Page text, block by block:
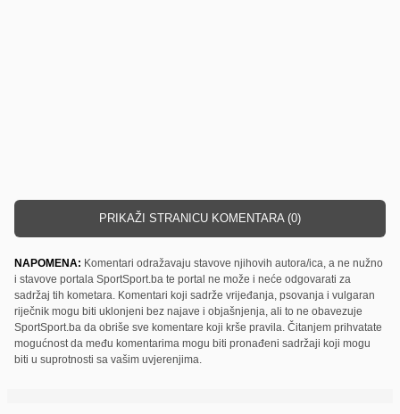
PRIKAŽI STRANICU KOMENTARA (0)
NAPOMENA: Komentari odražavaju stavove njihovih autora/ica, a ne nužno
i stavove portala SportSport.ba te portal ne može i neće odgovarati za
sadržaj tih kometara. Komentari koji sadrže vrijeđanja, psovanja i vulgaran
riječnik mogu biti uklonjeni bez najave i objašnjenja, ali to ne obavezuje
SportSport.ba da obriše sve komentare koji krše pravila. Čitanjem prihvatate
mogućnost da među komentarima mogu biti pronađeni sadržaji koji mogu
biti u suprotnosti sa vašim uvjerenjima.